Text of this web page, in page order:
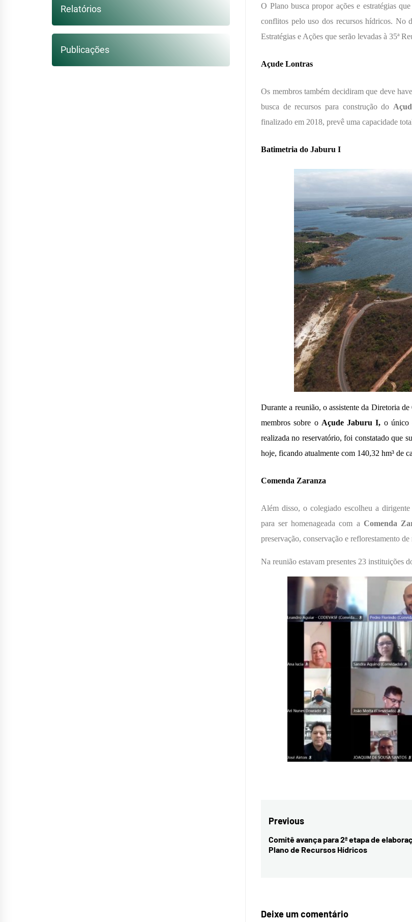
O Plano busca propor ações e estratégias
conflitos pelo uso dos recursos hídricos. No
Estratégias e Ações que serão levadas à 35ª
Açude Lontras
Os membros também decidiram que deve
busca de recursos para construção do
finalizado em 2018, prevê uma capacidade
Batimetria do Jaburu I
Durante a reunião, o assistente da Diretoria
membros sobre o Açude Jaburu I, o único
realizada no reservatório, foi constatado que
hoje, ficando atualmente com 140,32 hm³ de
Comenda Zaranza
Além disso, o colegiado escolheu a
para ser homenageada com a Comenda
preservação, conservação e reflorestamento
Na reunião estavam presentes 23 instituições
Navegação
de
Previous
Previous
post:
Comitê avança para 2ª etapa de
Plano de Recursos Hídricos
Deixe um comentário
Relatórios
Publicações